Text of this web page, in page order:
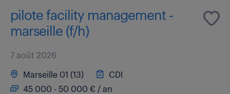
pilote facility management -
marseille (f/h)
7 août 2026
Marseille 01 (13)
CDI
45 000 - 50 000 € / an